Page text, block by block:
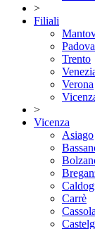
>
Filiali
Padova
Trento
Verona
>
Vicenza
Asiago
Carrè
Cassola